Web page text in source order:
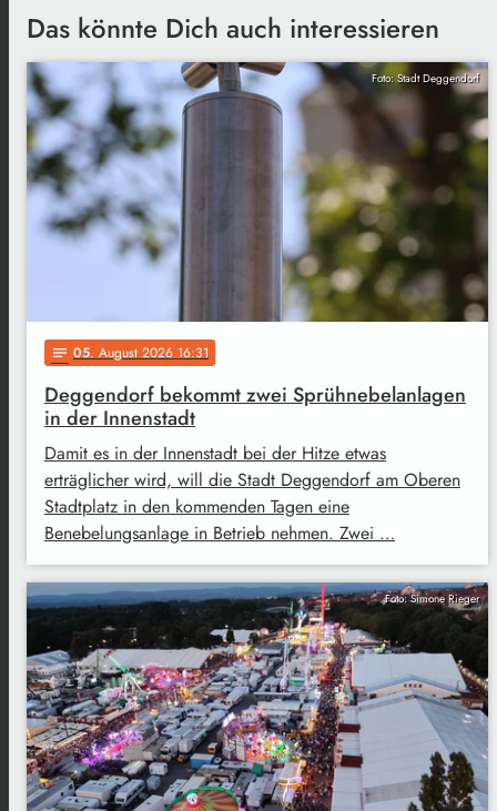
Das könnte Dich auch interessieren
Foto: Stadt Deggendorf
notes 05. August 2026 16:31
Deggendorf bekommt zwei Sprühnebelanlagen
in der Innenstadt
Damit es in der Innenstadt bei der Hitze etwas
erträglicher wird, will die Stadt Deggendorf am Oberen
Stadtplatz in den kommenden Tagen eine
Benebelungsanlage in Betrieb nehmen. Zwei …
Foto: Simone Rieger